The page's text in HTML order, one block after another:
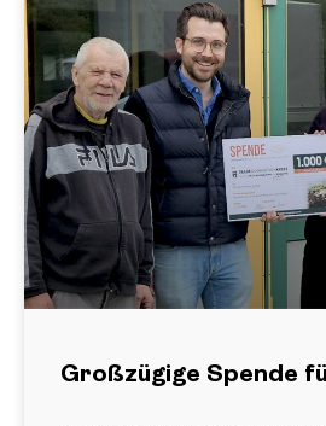
Großzügige Spende